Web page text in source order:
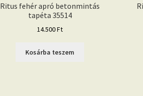
Ritus fehér apró betonmintás
tapéta 35514
14.500Ft
Kosárba teszem